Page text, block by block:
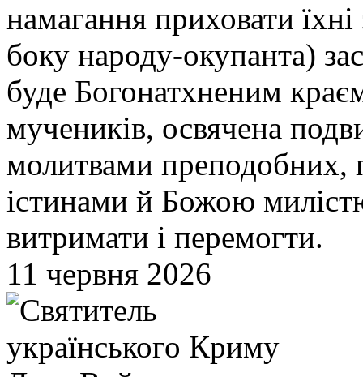
намагання приховати
боку народу-окупанта)
буде Богонатхненим
мучеників, освячена
молитвами преподобних,
істинами й Божою
витримати і перемогти.
11 червня 2026